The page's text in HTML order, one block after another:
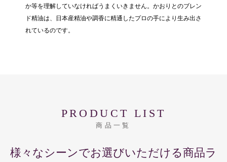
か等を理解していなければうまくいきません。かおりとのブレン
ド精油は、日本産精油や調香に精通したプロの手により生み出さ
れているのです。
PRODUCT LIST
商品一覧
様々なシーンでお選びいただける商品ラ